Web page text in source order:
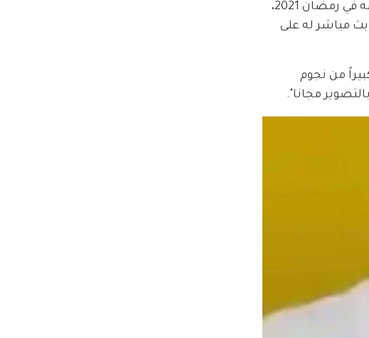
جدل أثاره علي قدورة في الساعات الماضية بعد كشفه أسرار برنامج رامز جلال الجديد المنتظر عرضه في رمضان 2021،
مباشر له على
من نجوم
مجانا".